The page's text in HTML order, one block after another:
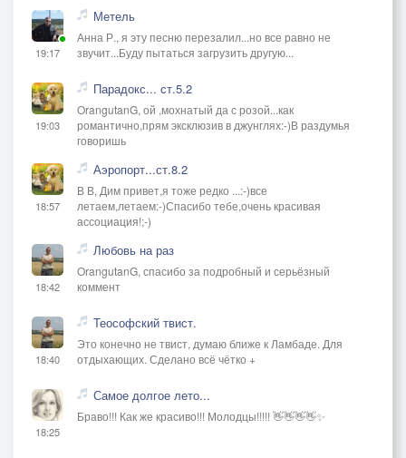
19:17
Метель
Анна Р., я эту песню перезалил...но все равно не
звучит...Буду пытаться загрузить другую...
19:03
Парадокс... ст.5.2
OrangutanG, ой ,мохнатый да с розой...как
романтично,прям эксклюзив в джунглях:-)В раздумья
говоришь
18:57
Аэропорт...ст.8.2
В В, Дим привет,я тоже редко ...:-)все
летаем,летаем:-)Спасибо тебе,очень красивая
ассоциация!;-)
18:42
Любовь на раз
OrangutanG, спасибо за подробный и серьёзный
коммент
18:40
Теософский твист.
Это конечно не твист, думаю ближе к Ламбаде. Для
отдыхающих. Сделано всё чётко +
18:25
Самое долгое лето...
Браво!!! Как же красиво!!! Молодцы!!!!! 👋👋👋👋✨